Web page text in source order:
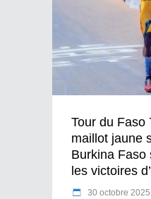
Tour du Faso
maillot jaune
Burkina Faso
les victoires
30 octobre 2025